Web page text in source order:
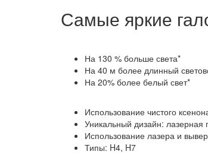
Самые яркие
На 130 % больше света*
На 40 м более длинный
На 20% более белый свет*
Использование чистого
Уникальный дизайн: лазерная
Использование лазера и
Типы: H4, H7